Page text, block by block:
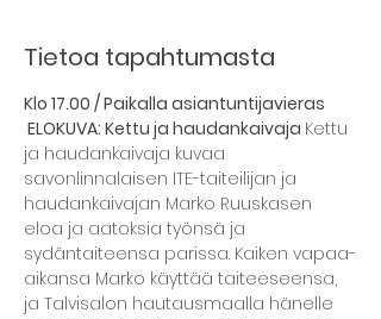
Tietoa tapahtumasta
Klo 17.00 / Paikalla asiantuntijavieras
ELOKUVA: Kettu ja haudankaivaja Kettu
ja haudankaivaja kuvaa
savonlinnalaisen ITE-taiteilijan ja
haudankaivajan Marko Ruuskasen
eloa ja aatoksia työnsä ja
sydäntaiteensa parissa. Kaiken vapaa-
aikansa Marko käyttää taiteeseensa,
ja Talvisalon hautausmaalla hänelle